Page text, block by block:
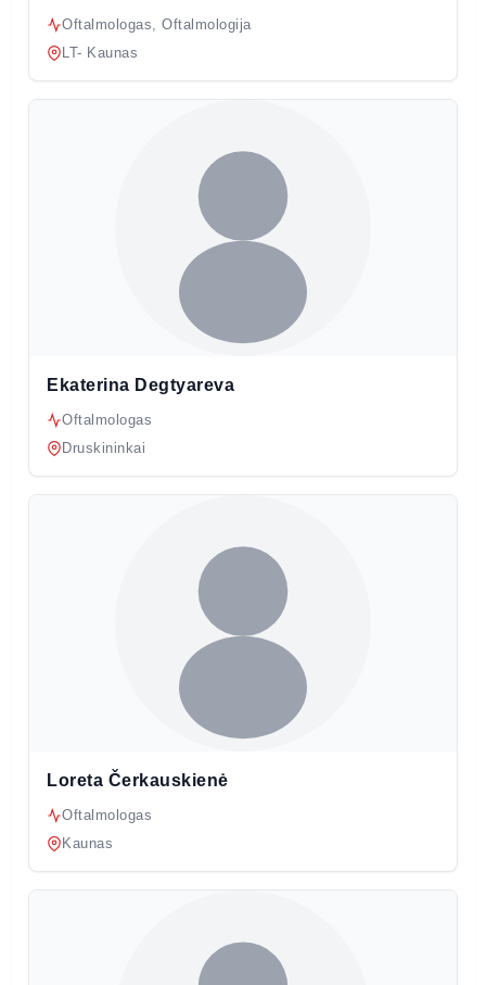
Oftalmologas, Oftalmologija
LT- Kaunas
Ekaterina Degtyareva
Oftalmologas
Druskininkai
Loreta Čerkauskienė
Oftalmologas
Kaunas